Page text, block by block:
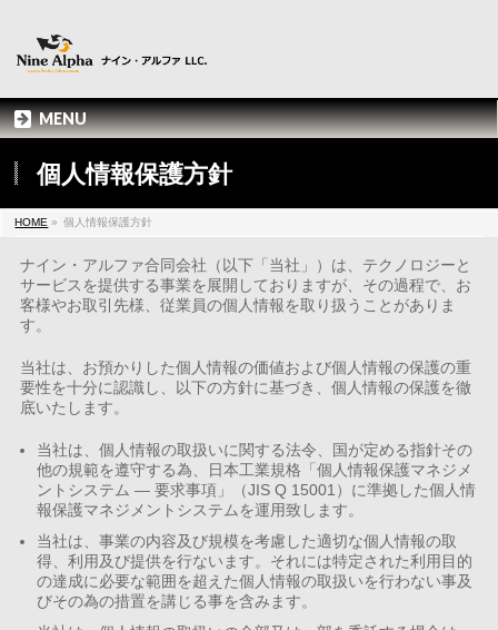
MENU
個人情報保護方針
HOME » 個人情報保護方針
ナイン・アルファ合同会社（以下「当社」）は、テクノロジーと
サービスを提供する事業を展開しておりますが、その過程で、お
客様やお取引先様、従業員の個人情報を取り扱うことがありま
す。
当社は、お預かりした個人情報の価値および個人情報の保護の重
要性を十分に認識し、以下の方針に基づき、個人情報の保護を徹
底いたします。
当社は、個人情報の取扱いに関する法令、国が定める指針その
他の規範を遵守する為、日本工業規格「個人情報保護マネジメ
ントシステム — 要求事項」（JIS Q 15001）に準拠した個人情
報保護マネジメントシステムを運用致します。
当社は、事業の内容及び規模を考慮した適切な個人情報の取
得、利用及び提供を行ないます。それには特定された利用目的
の達成に必要な範囲を超えた個人情報の取扱いを行わない事及
びその為の措置を講じる事を含みます。